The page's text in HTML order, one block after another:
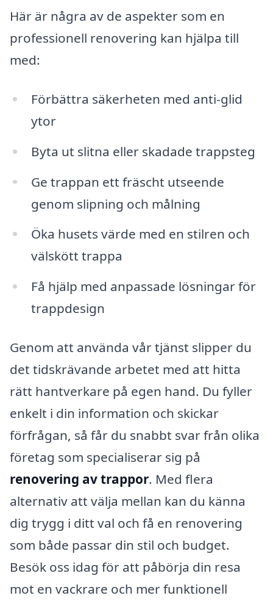
Här är några av de aspekter som en
professionell renovering kan hjälpa till
med:
Förbättra säkerheten med anti-glid
ytor
Byta ut slitna eller skadade trappsteg
Ge trappan ett fräscht utseende
genom slipning och målning
Öka husets värde med en stilren och
välskött trappa
Få hjälp med anpassade lösningar för
trappdesign
Genom att använda vår tjänst slipper du
det tidskrävande arbetet med att hitta
rätt hantverkare på egen hand. Du fyller
enkelt i din information och skickar
förfrågan, så får du snabbt svar från olika
företag som specialiserar sig på
renovering av trappor. Med flera
alternativ att välja mellan kan du känna
dig trygg i ditt val och få en renovering
som både passar din stil och budget.
Besök oss idag för att påbörja din resa
mot en vackrare och mer funktionell